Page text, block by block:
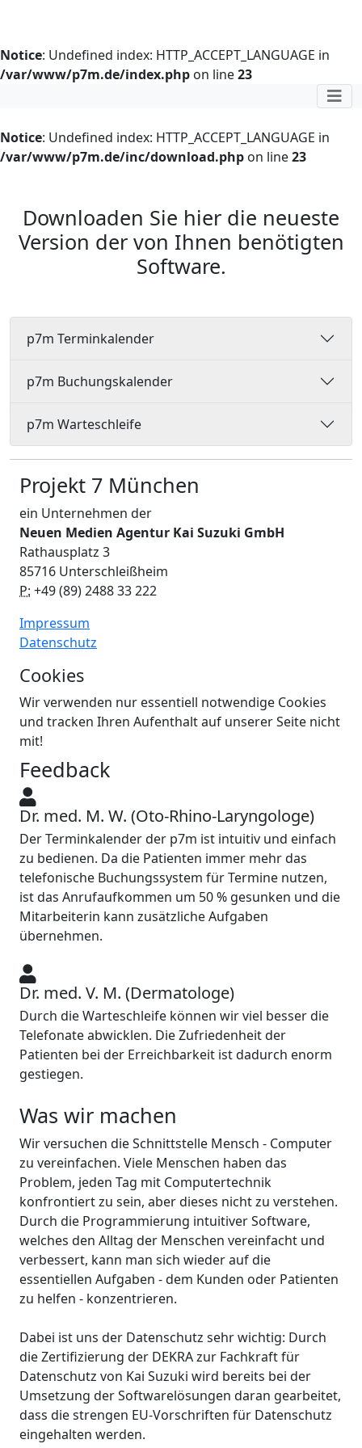
Notice: Undefined index: HTTP_ACCEPT_LANGUAGE in
/var/www/p7m.de/index.php on line23
Notice: Undefined index: HTTP_ACCEPT_LANGUAGE in
/var/www/p7m.de/inc/download.php on line23
Downloaden Sie hier die neueste
Version der von Ihnen benötigten
Software.
p7m Terminkalender
p7m Buchungskalender
p7m Warteschleife
Projekt 7 München
ein Unternehmen der
Neuen Medien Agentur Kai Suzuki GmbH
Rathausplatz 3
85716 Unterschleißheim
P: +49 (89) 2488 33 222
Impressum
Datenschutz
Cookies
Wir verwenden nur essentiell notwendige Cookies
und tracken Ihren Aufenthalt auf unserer Seite nicht
mit!
Feedback
Dr. med. M. W. (Oto-Rhino-Laryngologe)
Der Terminkalender der p7m ist intuitiv und einfach
zu bedienen. Da die Patienten immer mehr das
telefonische Buchungssystem für Termine nutzen,
ist das Anrufaufkommen um 50 % gesunken und die
Mitarbeiterin kann zusätzliche Aufgaben
übernehmen.
Dr. med. V. M. (Dermatologe)
Durch die Warteschleife können wir viel besser die
Telefonate abwicklen. Die Zufriedenheit der
Patienten bei der Erreichbarkeit ist dadurch enorm
gestiegen.
Was wir machen
Wir versuchen die Schnittstelle Mensch - Computer
zu vereinfachen. Viele Menschen haben das
Problem, jeden Tag mit Computertechnik
konfrontiert zu sein, aber dieses nicht zu verstehen.
Durch die Programmierung intuitiver Software,
welches den Alltag der Menschen vereinfacht und
verbessert, kann man sich wieder auf die
essentiellen Aufgaben - dem Kunden oder Patienten
zu helfen - konzentrieren.
Dabei ist uns der Datenschutz sehr wichtig: Durch
die Zertifizierung der DEKRA zur Fachkraft für
Datenschutz von Kai Suzuki wird bereits bei der
Umsetzung der Softwarelösungen daran gearbeitet,
dass die strengen EU-Vorschriften für Datenschutz
eingehalten werden.